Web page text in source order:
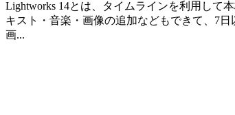
Lightworks 14とは、タイムラインを利用して
キスト・音楽・画像の追加などもできて、7
画...